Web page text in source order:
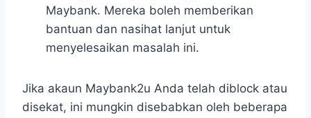
Maybank. Mereka boleh memberikan
bantuan dan nasihat lanjut untuk
menyelesaikan masalah ini.
Jika akaun Maybank2u Anda telah diblock atau
disekat, ini mungkin disebabkan oleh beberapa